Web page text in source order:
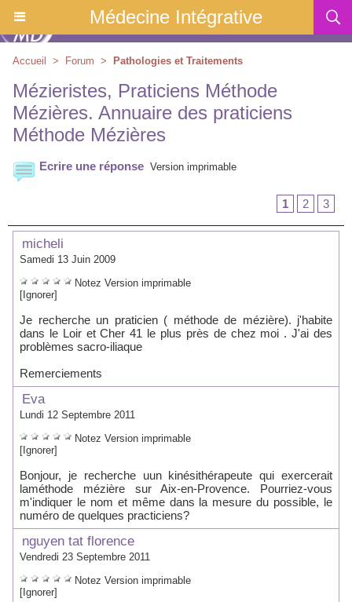
Médecine Intégrative
Accueil > Forum > Pathologies et Traitements
Mézieristes, Praticiens Méthode
Mézières. Annuaire des praticiens
Méthode Mézières
Ecrire une réponse Version imprimable
1 2 3
micheli
Samedi 13 Juin 2009
Notez Version imprimable
[Ignorer]
Je recherche un praticien ( méthode de mézière). j'habite
dans le Loir et Cher 41 le plus près de chez moi . J'ai des
problèmes sacro-iliaque
Remerciements
Eva
Lundi 12 Septembre 2011
Notez Version imprimable
[Ignorer]
Bonjour, je recherche uun kinésithérapeute qui exercerait
laméthode mézière sur Aix-en-Provence. Pourriez-vous
m'indiquer le nom et même dans la mesure du possible, le
numéro de quelques practiciens?
nguyen tat florence
Vendredi 23 Septembre 2011
Notez Version imprimable
[Ignorer]